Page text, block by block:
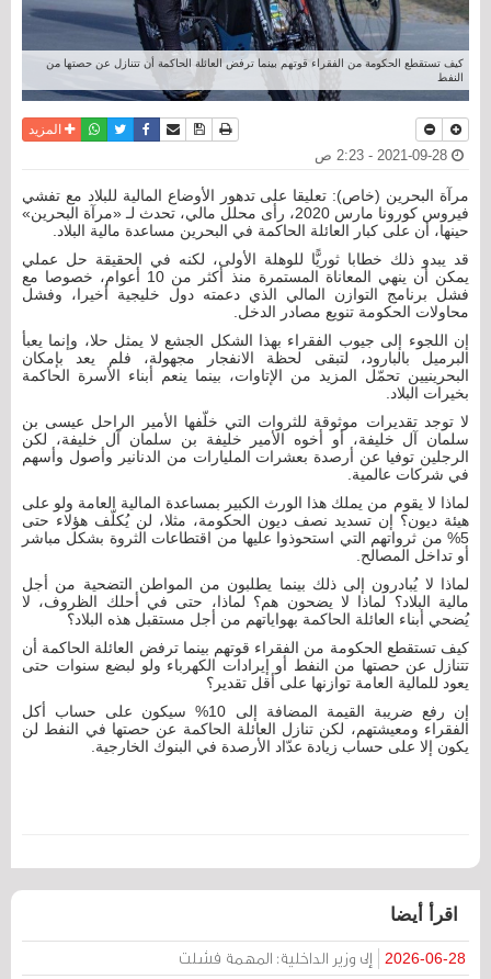
كيف تستقطع الحكومة من الفقراء قوتهم بينما ترفض العائلة الحاكمة أن تتنازل عن حصتها من
النفط
نسخة للطباعة
حفظ الموضوع
أرسل الى صديق
فيسبوكتويترواتسابالمزيد
مرآة البحرين (خاص): تعليقا على تدهور الأوضاع المالية للبلاد مع تفشي
فيروس كورونا مارس 2020، رأى محلل مالي، تحدث لـ «مرآة البحرين»
حينها، أن على كبار العائلة الحاكمة في البحرين مساعدة مالية البلاد.
قد يبدو ذلك خطابا ثوريًّا للوهلة الأولى، لكنه في الحقيقة حل عملي
يمكن أن ينهي المعاناة المستمرة منذ أكثر من 10 أعوام، خصوصا مع
فشل برنامج التوازن المالي الذي دعمته دول خليجية أخيرا، وفشل
محاولات الحكومة تنويع مصادر الدخل.
إن اللجوء إلى جيوب الفقراء بهذا الشكل الجشع لا يمثل حلا، وإنما يعبأ
البرميل بالبارود، لتبقى لحظة الانفجار مجهولة، فلم يعد بإمكان
البحرينيين تحمّل المزيد من الإتاوات، بينما ينعم أبناء الأسرة الحاكمة
بخيرات البلاد.
لا توجد تقديرات موثوقة للثروات التي خلّفها الأمير الراحل عيسى بن
سلمان آل خليفة، أو أخوه الأمير خليفة بن سلمان آل خليفة، لكن
الرجلين توفيا عن أرصدة بعشرات المليارات من الدنانير وأصول وأسهم
في شركات عالمية.
لماذا لا يقوم من يملك هذا الورث الكبير بمساعدة المالية العامة ولو على
هيئة ديون؟ إن تسديد نصف ديون الحكومة، مثلا، لن يُكلّف هؤلاء حتى
5% من ثرواتهم التي استحوذوا عليها من اقتطاعات الثروة بشكل مباشر
أو تداخل المصالح.
لماذا لا يُبادرون إلى ذلك بينما يطلبون من المواطن التضحية من أجل
مالية البلاد؟ لماذا لا يضحون هم؟ لماذا، حتى في أحلك الظروف، لا
يُضحي أبناء العائلة الحاكمة بهواياتهم من أجل مستقبل هذه البلاد؟
كيف تستقطع الحكومة من الفقراء قوتهم بينما ترفض العائلة الحاكمة أن
تتنازل عن حصتها من النفط أو إيرادات الكهرباء ولو لبضع سنوات حتى
يعود للمالية العامة توازنها على أقل تقدير؟
إن رفع ضريبة القيمة المضافة إلى 10% سيكون على حساب أكل
الفقراء ومعيشتهم، لكن تنازل العائلة الحاكمة عن حصتها في النفط لن
يكون إلا على حساب زيادة عدّاد الأرصدة في البنوك الخارجية.
اقرأ أيضا
2026-06-28 إلى وزير الداخلية: المهمة فشلت